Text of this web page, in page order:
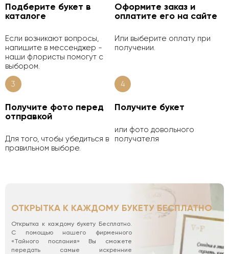
Подберите букет в
каталоге
Если возникают вопросы,
напишите в мессенджер -
наши флористы помогут с
выбором.
Оформите заказ и
оплатите его на сайте
Или выберите оплату при
получении.
3
Получите фото перед
отправкой
Для того, чтобы убедиться в
правильном выборе.
4
Получите букет
или фото довольного
получателя
ОТКРЫТКА К КАЖДОМУ БУКЕТУ БЕСПЛАТНО
Открытка к каждому букету Бесплатно.
С помощью нашего фирменного
«Тайного послания» Вы сможете
передать самые искренние